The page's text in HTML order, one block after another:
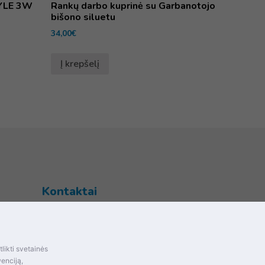
3W
Rankų darbo kuprinė su Garbanotojo
bišono siluetu
34,00€
Į krepšelį
ir
Kontaktai
svetainės